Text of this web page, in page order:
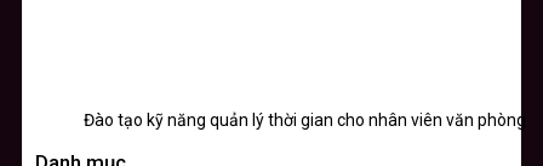
Đào tạo kỹ năng quản lý thời gian cho nhân viên văn phòng